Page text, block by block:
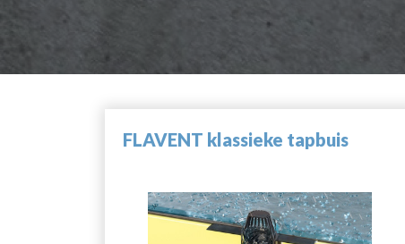
FLAVENT klassieke tapbuis